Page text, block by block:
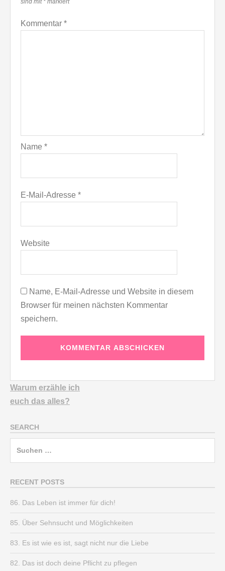
Kommentar *
Name *
E-Mail-Adresse *
Website
Name, E-Mail-Adresse und Website in diesem
Browser für meinen nächsten Kommentar
speichern.
Warum erzähle ich
euch das alles?
SEARCH
RECENT POSTS
86. Das Leben ist immer für dich!
85. Über Sehnsucht und Möglichkeiten
83. Es ist wie es ist, sagt nicht nur die Liebe
82. Das ist doch deine Pflicht zu pflegen